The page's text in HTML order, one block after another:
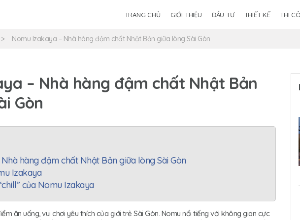
TRANG CHỦ GIỚI THIỆU ĐẦU TƯ THIẾT KẾ THI
Nomu Izakaya – Nhà hàng đậm chất Nhật Bản giữa lòng Sài Gòn
– Nhà hàng đậm chất Nhật Bản
Gòn
hàng đậm chất Nhật Bản giữa lòng Sài Gòn
Izakaya
của Nomu Izakaya
ăn uống, vui chơi yêu thích của giới trẻ Sài Gòn. Nomu nổi tiếng với không gian cực